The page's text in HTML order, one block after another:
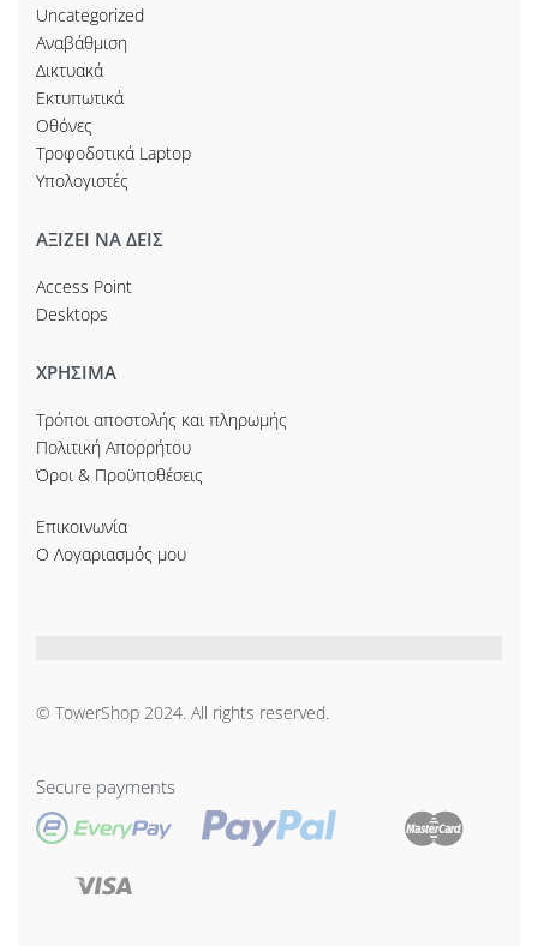
Uncategorized
Αναβάθμιση
Δικτυακά
Εκτυπωτικά
Οθόνες
Τροφοδοτικά Laptop
Υπολογιστές
ΑΞΙΖΕΙ ΝΑ ΔΕΙΣ
Access Point
Desktops
ΧΡΗΣΙΜΑ
Τρόποι αποστολής και πληρωμής
Πολιτική Απορρήτου
Όροι & Προϋποθέσεις
Επικοινωνία
Ο Λογαριασμός μου
© TowerShop 2024. All rights reserved.
Secure payments